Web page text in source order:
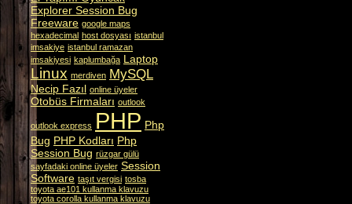
Explorer Session Bug
Freeware google maps
hexadecimal host dosyası istanbul
imsakiye istanbul ramazan
imsakiyesi kaplumbağa Laptop
Linux merdiven MySQL
Necip Fazıl online üyeler
Otobüs Firmaları outlook
outlook express PHP Php
Bug PHP Kodları Php
Session Bug rüzgar gülü
sayfadaki online üyeler Session
Software taşıt vergisi tosba
toyota ae101 kullanma klavuzu
toyota corolla kullanma klavuzu